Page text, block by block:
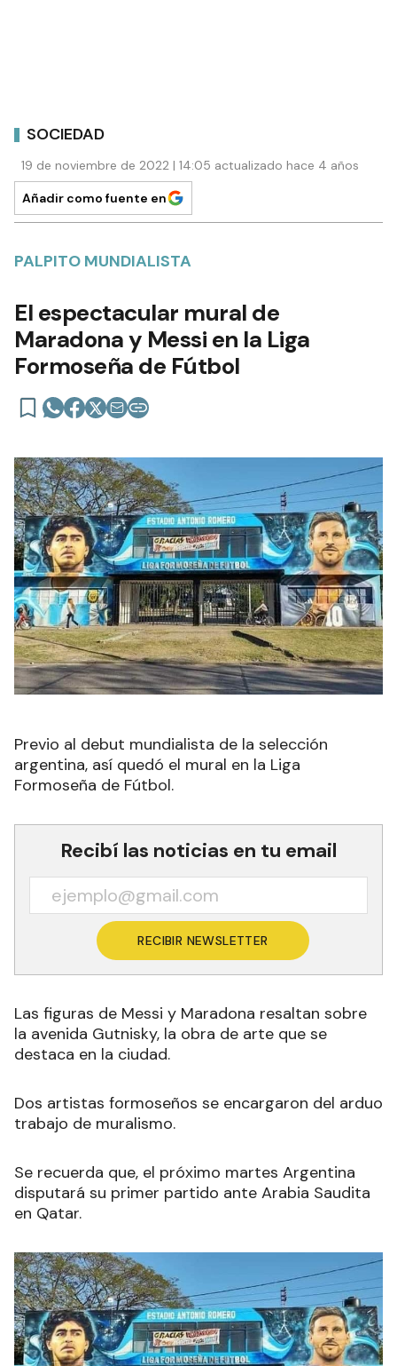
SOCIEDAD
19 de noviembre de 2022 | 14:05 actualizado hace 4 años
Añadir como fuente en
PALPITO MUNDIALISTA
El espectacular mural de
Maradona y Messi en la Liga
Formoseña de Fútbol
Previo al debut mundialista de la selección
argentina, así quedó el mural en la Liga
Formoseña de Fútbol.
Recibí las noticias en tu email
RECIBIR NEWSLETTER
Las figuras de Messi y Maradona resaltan sobre
la avenida Gutnisky, la obra de arte que se
destaca en la ciudad.
Dos artistas formoseños se encargaron del arduo
trabajo de muralismo.
Se recuerda que, el próximo martes Argentina
disputará su primer partido ante Arabia Saudita
en Qatar.